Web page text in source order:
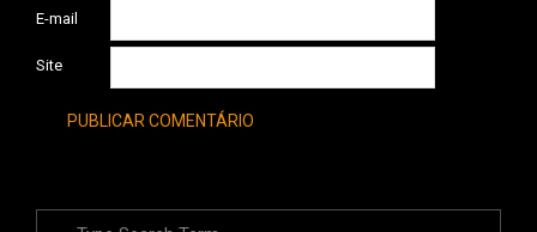
E-mail
Site